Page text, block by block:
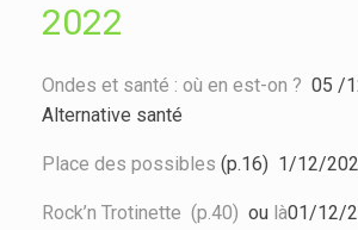
2022
Ondes et santé : où en est-on ? 05 /
Alternative santé
Place des possibles (p.16) 1/12/
Rock’n Trotinette (p.40) ou là01/12/